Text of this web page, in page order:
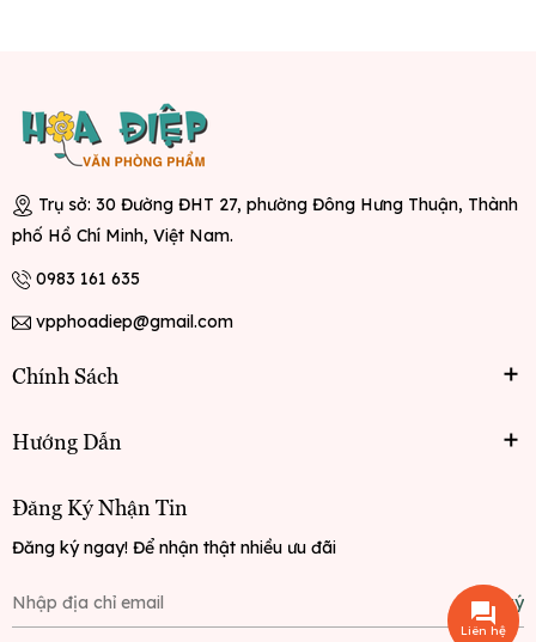
Trụ sở: 30 Đường ĐHT 27, phường Đông Hưng Thuận, Thành
phố Hồ Chí Minh, Việt Nam.
0983 161 635
vpphoadiep@gmail.com
Chính Sách
Hướng Dẫn
Đăng Ký Nhận Tin
Đăng ký ngay! Để nhận thật nhiều ưu đãi
Đăng ký
Liên hệ